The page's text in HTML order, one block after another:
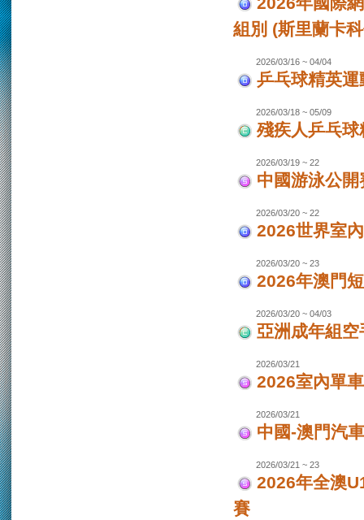
組別 (斯里蘭卡
2026/03/16 ~ 04/04
乒乓球精英
2026/03/18 ~ 05/09
殘疾人乒乓
2026/03/19 ~ 22
中國游泳公
2026/03/20 ~ 22
2026世界室
2026/03/20 ~ 23
2026年澳門
2026/03/20 ~ 04/03
亞洲成年組
2026/03/21
2026室內單
2026/03/21
中國-澳門汽
2026/03/21 ~ 23
2026年全澳
賽